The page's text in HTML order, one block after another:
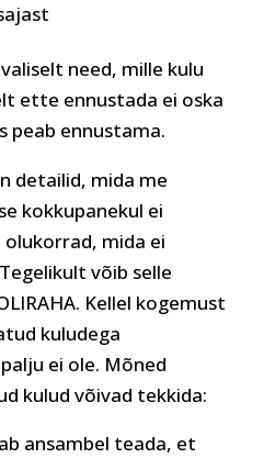
need, mille kulu
ette ennustada ei oska
peab ennustama.
detailid, mida me
kokkupanekul ei
mida ei
võib selle
Kellel kogemust
kuludega
ei ole. Mõned
kulud võivad tekkida:
ansambel teada, et